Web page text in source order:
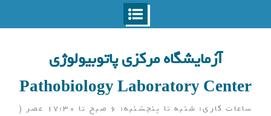
آزمایشگاه مرکزی پاتوبیولوژی
Pathobiology Laboratory Center
ساعات کاری: شنبه تا پنجشنبه: 6 صبح تا 17:30 عصر (